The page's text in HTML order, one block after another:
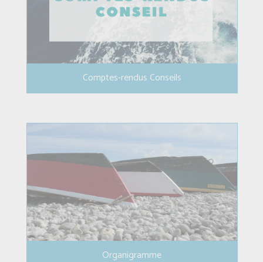
Comptes-rendus Conseils
Organigramme